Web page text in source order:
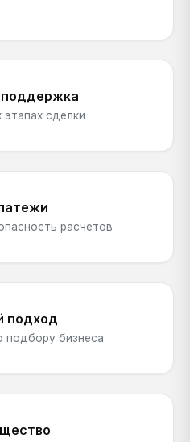
сделки
расчетов
подход
подбору бизнеса